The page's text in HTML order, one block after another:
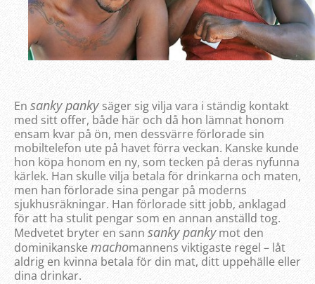
En sanky pankysäger sig vilja vara i ständig kontakt
med sitt offer, både här och då hon lämnat honom
ensam kvar på ön, men dessvärre förlorade sin
mobiltelefon ute på havet förra veckan. Kanske kunde
hon köpa honom en ny, som tecken på deras nyfunna
kärlek. Han skulle vilja betala för drinkarna och maten,
men han förlorade sina pengar på moderns
sjukhusräkningar. Han förlorade sitt jobb, anklagad
för att ha stulit pengar som en annan anställd tog.
Medvetet bryter en sann sanky pankymot den
dominikanskemachomannens viktigaste regel – låt
aldrig en kvinna betala för din mat, ditt uppehälle eller
dina drinkar.